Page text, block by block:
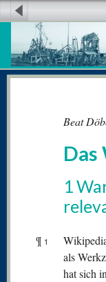
Beat
1
¶ 1
als
hat sich